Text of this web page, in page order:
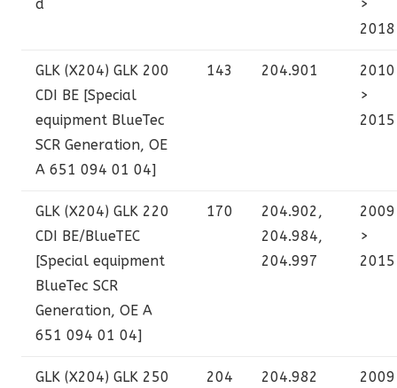
d
>
2018
GLK (X204) GLK 200
CDI BE [Special
equipment BlueTec
SCR Generation, OE
A 651 094 01 04]
143 204.901
2010
>
2015
GLK (X204) GLK 220
CDI BE/BlueTEC
[Special equipment
BlueTec SCR
Generation, OE A
651 094 01 04]
170
204.902,
204.984,
204.997
2009
>
2015
GLK (X204) GLK 250
204 204.982
2009